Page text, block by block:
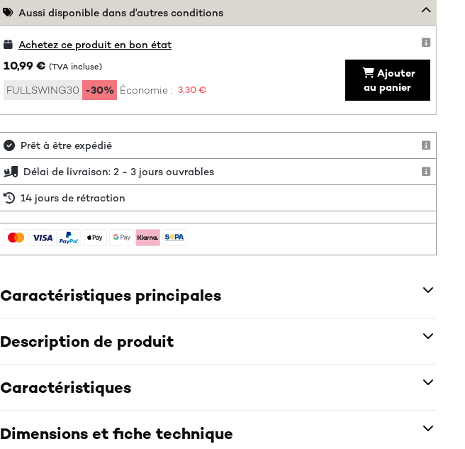
Aussi disponible dans d'autres conditions
Achetez ce produit en bon état
10,99 € (TVA incluse)
FULLSWING30 -30% Économie : 3,30 €
Ajouter
au panier
Prêt à être expédié
Délai de livraison: 2 - 3 jours ouvrables
14 jours de rétraction
Caractéristiques principales
Description de produit
Caractéristiques
Dimensions et fiche technique